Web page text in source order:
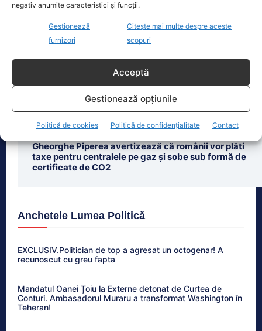
negativ anumite caracteristici și funcții.
Gestionează
furnizori
Citește mai multe despre aceste
scopuri
Acceptă
Gestionează opțiunile
Politică de cookies Politică de confidențialitate Contact
Românii susțin apartenența la UE, dar sunt
preocupați de inflație. Calitatea vieții, sub media
Peiu îl acuză pe Nicușor Dan că minte în privința
Gheorghe Piperea avertizează că românii vor plăti
taxe pentru centralele pe gaz și sobe sub formă de
certificate de CO2
Anchetele Lumea Politică
EXCLUSIV.Politician de top a agresat un octogenar! A
recunoscut cu greu fapta
Mandatul Oanei Țoiu la Externe detonat de Curtea de
Conturi. Ambasadorul Muraru a transformat Washington în
Teheran!